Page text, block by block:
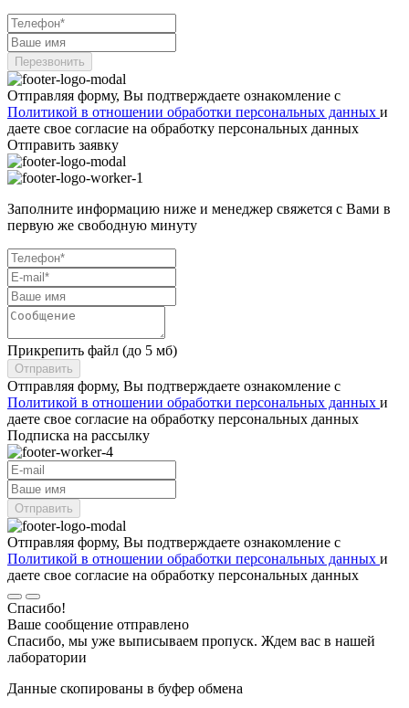
Перезвонить
Отправляя форму, Вы подтверждаете ознакомление с
Политикой в отношении обработки персональных данных и
даете свое согласие на обработку персональных данных
Отправить заявку
Заполните информацию ниже и менеджер свяжется с Вами в
первую же свободную минуту
Прикрепить файл (до 5 мб)
Отправить
Отправляя форму, Вы подтверждаете ознакомление с
Политикой в отношении обработки персональных данных и
даете свое согласие на обработку персональных данных
Подписка на рассылку
Отправить
Отправляя форму, Вы подтверждаете ознакомление с
Политикой в отношении обработки персональных данных и
даете свое согласие на обработку персональных данных
Спасибо!
Ваше сообщение отправлено
Спасибо, мы уже выписываем пропуск. Ждем вас в нашей
лаборатории
Данные скопированы в буфер обмена